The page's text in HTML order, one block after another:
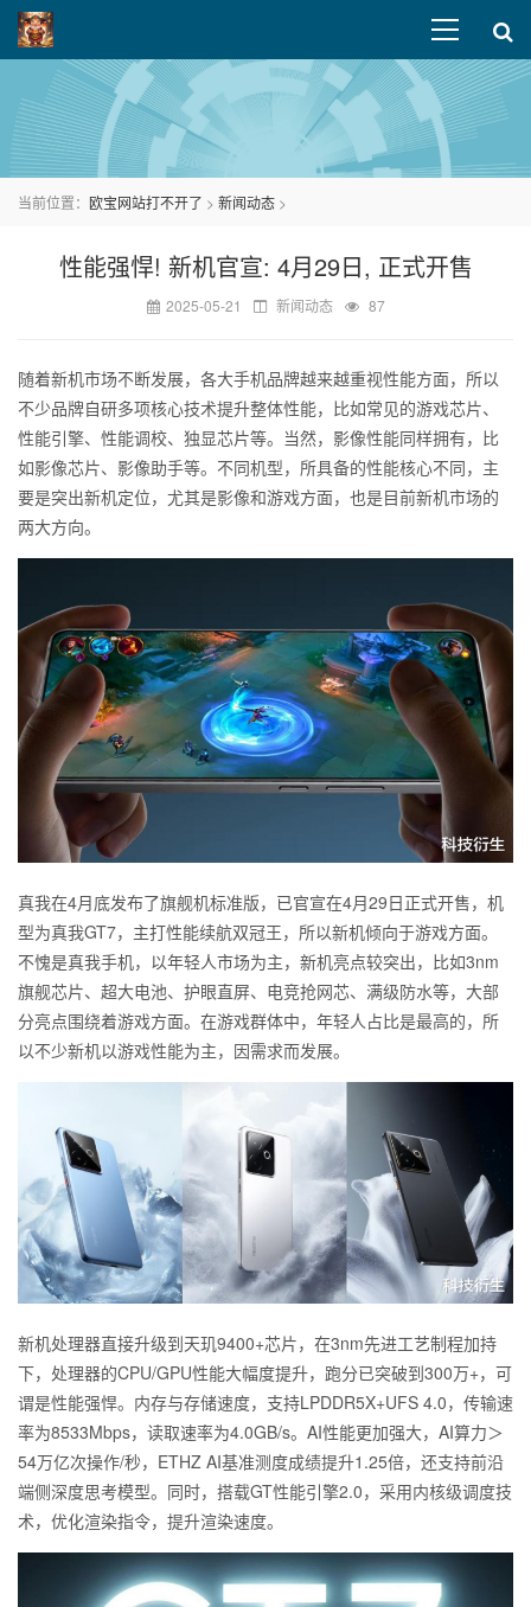
当前位置： 欧宝网站打不开了 > 新闻动态 >
性能强悍! 新机官宣: 4月29日, 正式开售
2025-05-21 新闻动态 87
随着新机市场不断发展，各大手机品牌越来越重视性能方面，所以
不少品牌自研多项核心技术提升整体性能，比如常见的游戏芯片、
性能引擎、性能调校、独显芯片等。当然，影像性能同样拥有，比
如影像芯片、影像助手等。不同机型，所具备的性能核心不同，主
要是突出新机定位，尤其是影像和游戏方面，也是目前新机市场的
两大方向。
真我在4月底发布了旗舰机标准版，已官宣在4月29日正式开售，机
型为真我GT7，主打性能续航双冠王，所以新机倾向于游戏方面。
不愧是真我手机，以年轻人市场为主，新机亮点较突出，比如3nm
旗舰芯片、超大电池、护眼直屏、电竞抢网芯、满级防水等，大部
分亮点围绕着游戏方面。在游戏群体中，年轻人占比是最高的，所
以不少新机以游戏性能为主，因需求而发展。
新机处理器直接升级到天玑9400+芯片，在3nm先进工艺制程加持
下，处理器的CPU/GPU性能大幅度提升，跑分已突破到300万+，可
谓是性能强悍。内存与存储速度，支持LPDDR5X+UFS 4.0，传输速
率为8533Mbps，读取速率为4.0GB/s。AI性能更加强大，AI算力＞
54万亿次操作/秒，ETHZ AI基准测度成绩提升1.25倍，还支持前沿
端侧深度思考模型。同时，搭载GT性能引擎2.0，采用内核级调度技
术，优化渲染指令，提升渲染速度。